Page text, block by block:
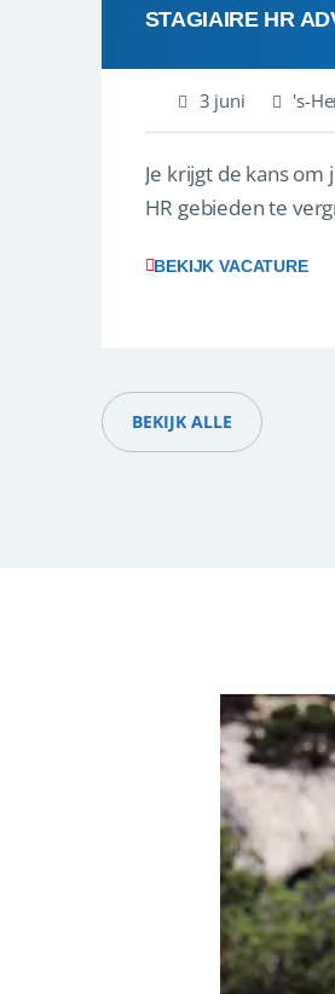
STAGIAIRE HR
3 juni 's-
Je krijgt de kans
HR gebieden te
BEKIJK VACATURE
BEKIJK ALLE